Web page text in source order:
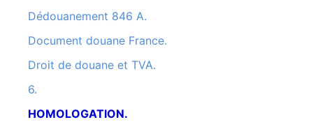
Dédouanement 846 A.
Document douane France.
Droit de douane et TVA.
6.
HOMOLOGATION.